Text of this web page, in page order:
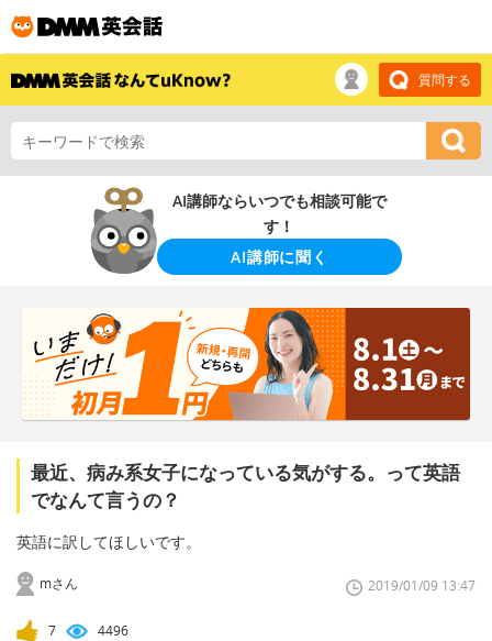
質問する
AI講師ならいつでも相談可能で
す！
AI講師に聞く
最近、病み系女子になっている気がする。って英語
でなんて言うの？
英語に訳してほしいです。
mさん 2019/01/09 13:47
7 4496